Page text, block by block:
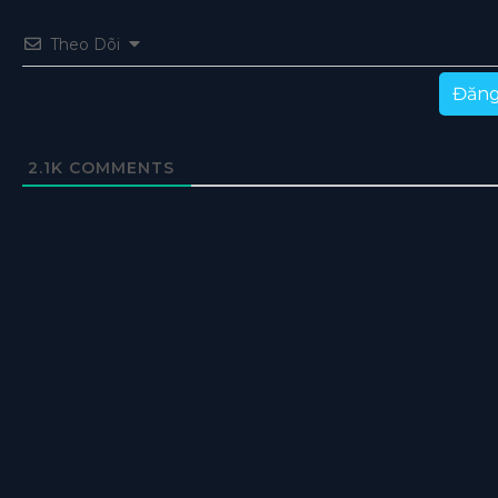
Theo Dõi
2.1K COMMENTS